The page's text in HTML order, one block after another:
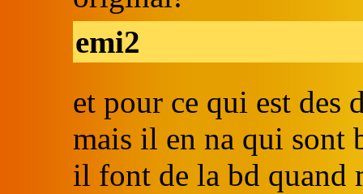
emi2
et pour ce qui est des
mais il en na qui sont
il font de la bd quand